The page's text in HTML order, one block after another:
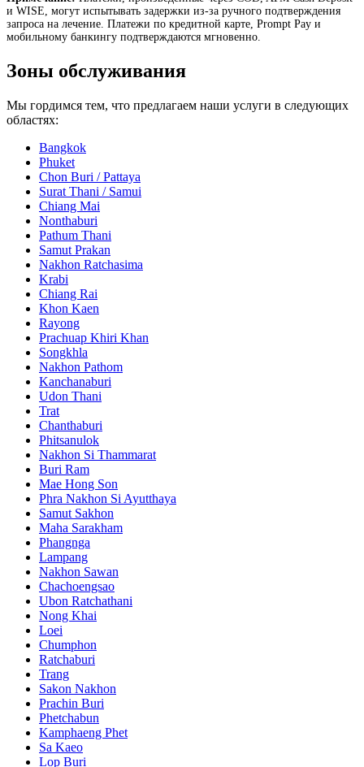
и WISE, могут испытывать задержки из-за ручного подтверждения
запроса на лечение. Платежи по кредитной карте, Prompt Pay и
мобильному банкингу подтверждаются мгновенно.
Зоны обслуживания
Мы гордимся тем, что предлагаем наши услуги в следующих
областях:
Bangkok
Phuket
Chon Buri / Pattaya
Surat Thani / Samui
Chiang Mai
Nonthaburi
Pathum Thani
Samut Prakan
Nakhon Ratchasima
Krabi
Chiang Rai
Khon Kaen
Rayong
Prachuap Khiri Khan
Songkhla
Nakhon Pathom
Kanchanaburi
Udon Thani
Trat
Chanthaburi
Phitsanulok
Nakhon Si Thammarat
Buri Ram
Mae Hong Son
Phra Nakhon Si Ayutthaya
Samut Sakhon
Maha Sarakham
Phangnga
Lampang
Nakhon Sawan
Chachoengsao
Ubon Ratchathani
Nong Khai
Loei
Chumphon
Ratchaburi
Trang
Sakon Nakhon
Prachin Buri
Phetchabun
Kamphaeng Phet
Sa Kaeo
Lop Buri